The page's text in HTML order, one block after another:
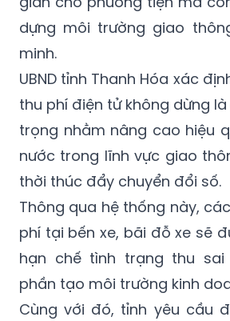
dựng môi trường giao
minh.
UBND tỉnh Thanh Hóa xác
thu phí điện tử không dừng
trọng nhằm nâng cao hiệu
nước trong lĩnh vực giao
thời thúc đẩy chuyển đổi số.
Thông qua hệ thống này,
phí tại bến xe, bãi đỗ xe sẽ
hạn chế tình trạng thu sai
phần tạo môi trường kinh
Cùng với đó, tỉnh yêu cầu